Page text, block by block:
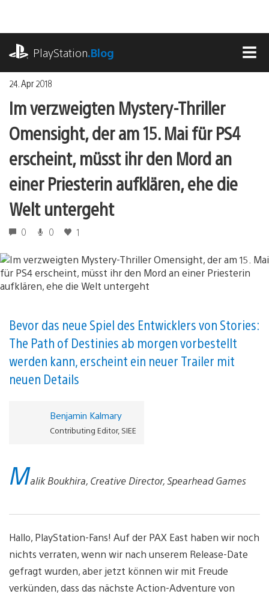
springen
PlayStation.Blog
24. Apr 2018
Im verzweigten Mystery-Thriller
Omensight, der am 15. Mai für PS4
erscheint, müsst ihr den Mord an
einer Priesterin aufklären, ehe die
Welt untergeht
0 0 1
Bevor das neue Spiel des Entwicklers von Stories:
The Path of Destinies ab morgen vorbestellt
werden kann, erscheint ein neuer Trailer mit
neuen Details
Benjamin Kalmary
Contributing Editor, SIEE
Malik Boukhira, Creative Director, Spearhead Games
Hallo, PlayStation-Fans! Auf der PAX East haben wir noch
nichts verraten, wenn wir nach unserem Release-Date
gefragt wurden, aber jetzt können wir mit Freude
verkünden, dass das nächste Action-Adventure von